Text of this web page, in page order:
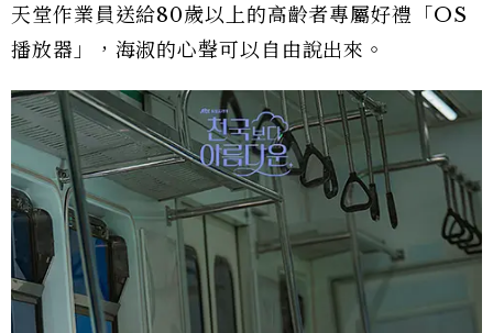
天堂作業員送給80歲以上的高齡者專屬好禮「OS
播放器」，海淑的心聲可以自由說出來。